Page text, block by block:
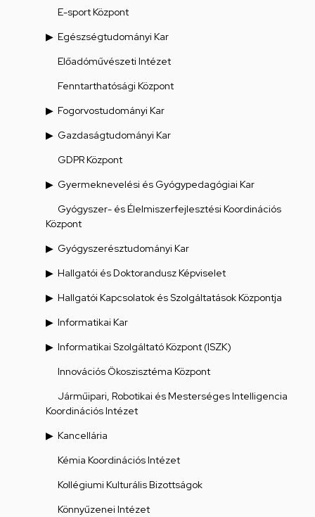
E-sport Központ
Egészségtudományi Kar
Előadóművészeti Intézet
Fenntarthatósági Központ
Fogorvostudományi Kar
Gazdaságtudományi Kar
GDPR Központ
Gyermeknevelési és Gyógypedagógiai Kar
Gyógyszer- és Élelmiszerfejlesztési Koordinációs
Központ
Gyógyszerésztudományi Kar
Hallgatói és Doktorandusz Képviselet
Hallgatói Kapcsolatok és Szolgáltatások Központja
Informatikai Kar
Informatikai Szolgáltató Központ (ISZK)
Innovációs Ökoszisztéma Központ
Járműipari, Robotikai és Mesterséges Intelligencia
Koordinációs Intézet
Kancellária
Kémia Koordinációs Intézet
Kollégiumi Kulturális Bizottságok
Könnyűzenei Intézet